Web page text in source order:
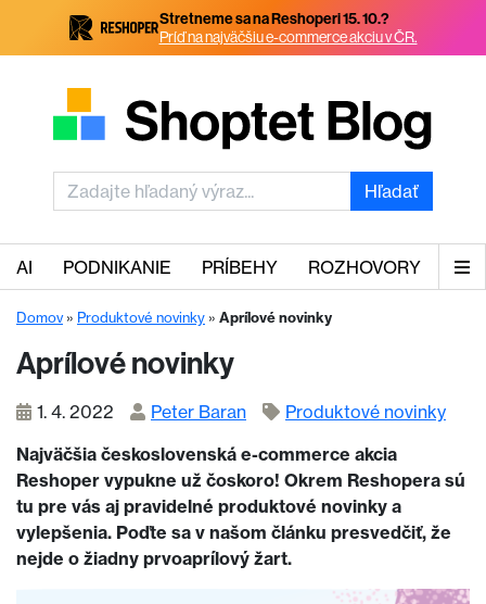
Stretneme sa na Reshoperi 15. 10.?
Príď na najväčšiu e-commerce akciu v ČR.
Hľadať
AI PODNIKANIE PRÍBEHY ROZHOVORY
Domov» Produktové novinky » Aprílové novinky
Aprílové novinky
1. 4. 2022 Peter Baran
Produktové novinky
Najväčšia československá e-commerce akcia
Reshoper vypukne už čoskoro! Okrem Reshopera sú
tu pre vás aj pravidelné produktové novinky a
vylepšenia. Poďte sa v našom článku presvedčiť, že
nejde o žiadny prvoaprílový žart.